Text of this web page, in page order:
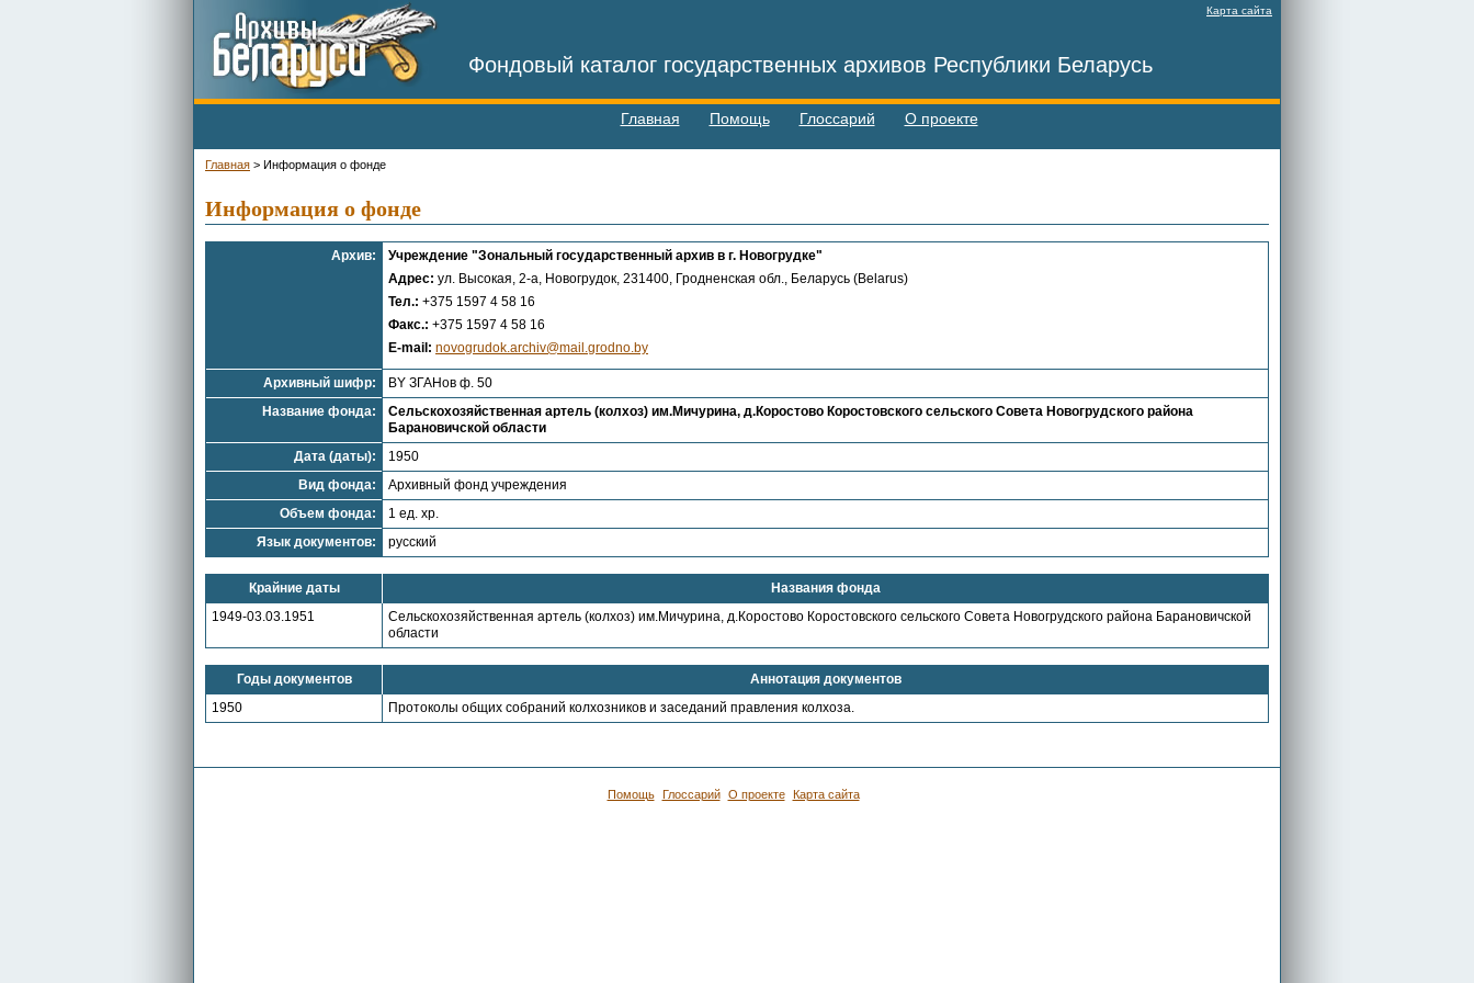
Карта сайта
Фондовый каталог государственных архивов Республики Беларусь
Главная Помощь Глоссарий О проекте
Главная > Информация о фонде
Информация о фонде
Архив:
Учреждение "Зональный государственный архив в г. Новогрудке"
Адрес: ул. Высокая, 2-а, Новогрудок, 231400, Гродненская обл., Беларусь (Belarus)
Тел.: +375 1597 4 58 16
Факс.: +375 1597 4 58 16
E-mail: novogrudok.archiv@mail.grodno.by
Архивный шифр:
BY ЗГАНов ф. 50
Название фонда:
Сельскохозяйственная артель (колхоз) им.Мичурина, д.Коростово Коростовского сельского Совета Новогрудского района
Барановичской области
Дата (даты):
1950
Вид фонда:
Архивный фонд учреждения
Объем фонда:
1 ед. хр.
Язык документов:
русский
Крайние даты
Названия фонда
1949-03.03.1951
Сельскохозяйственная артель (колхоз) им.Мичурина, д.Коростово Коростовского сельского Совета Новогрудского района Барановичской
области
Годы документов
Аннотация документов
1950
Протоколы общих собраний колхозников и заседаний правления колхоза.
Помощь Глоссарий О проекте Карта сайта